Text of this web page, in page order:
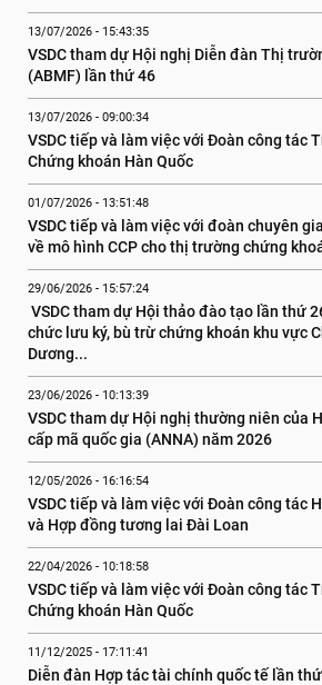
13/07/2026 - 15:43:35
VSDC tham dự Hội nghị Diễn đàn Thị
(ABMF) lần thứ 46
13/07/2026 - 09:00:34
VSDC tiếp và làm việc với Đoàn công tác
Chứng khoán Hàn Quốc
01/07/2026 - 13:51:48
VSDC tiếp và làm việc với đoàn chuyên
về mô hình CCP cho thị trường chứng
29/06/2026 - 15:57:24
VSDC tham dự Hội thảo đào tạo lần thứ
chức lưu ký, bù trừ chứng khoán khu vực
Dương...
23/06/2026 - 10:13:39
VSDC tham dự Hội nghị thường niên của
cấp mã quốc gia (ANNA) năm 2026
12/05/2026 - 16:16:54
VSDC tiếp và làm việc với Đoàn công tác
và Hợp đồng tương lai Đài Loan
22/04/2026 - 10:18:58
VSDC tiếp và làm việc với Đoàn công tác
Chứng khoán Hàn Quốc
11/12/2025 - 17:11:41
Diễn đàn Hợp tác tài chính quốc tế lần